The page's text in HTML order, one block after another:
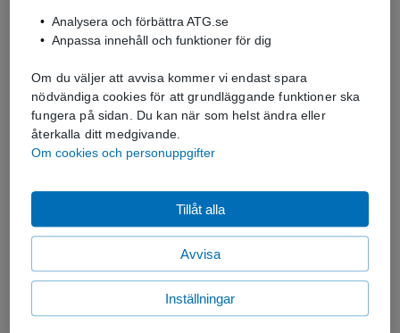
Analysera och förbättra ATG.se
Anpassa innehåll och funktioner för dig
Om du väljer att avvisa kommer vi endast spara
nödvändiga cookies för att grundläggande funktioner ska
fungera på sidan. Du kan när som helst ändra eller
återkalla ditt medgivande.
Om cookies och personuppgifter
Avvisa
Tillåt alla
Inställningar